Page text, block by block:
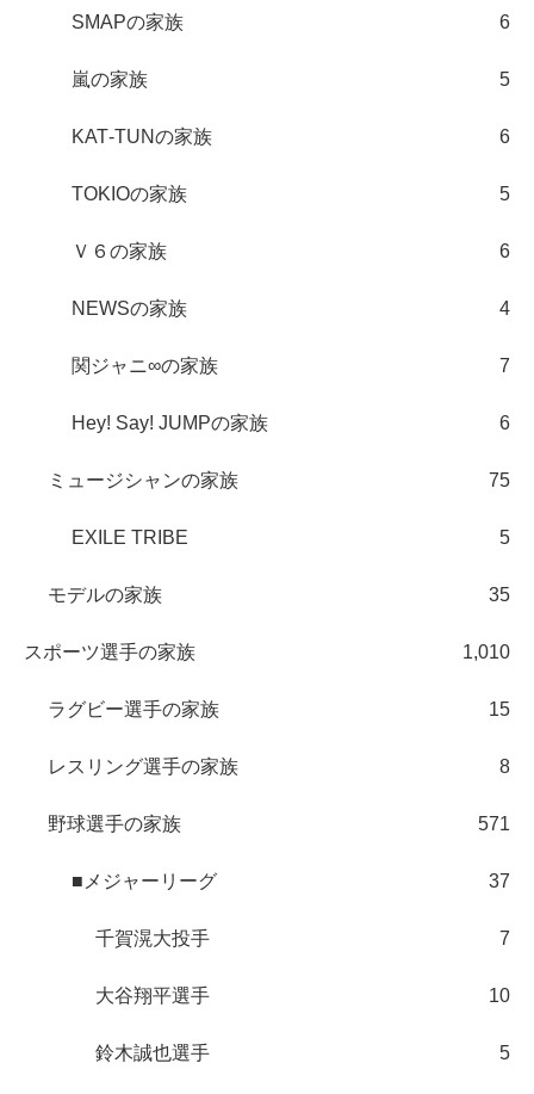
SMAPの家族 6
嵐の家族 5
KAT‐TUNの家族 6
TOKIOの家族 5
Ｖ６の家族 6
NEWSの家族 4
関ジャニ∞の家族 7
Hey! Say! JUMPの家族 6
ミュージシャンの家族 75
EXILE TRIBE 5
モデルの家族 35
スポーツ選手の家族 1,010
ラグビー選手の家族 15
レスリング選手の家族 8
野球選手の家族 571
■メジャーリーグ 37
千賀滉大投手 7
大谷翔平選手 10
鈴木誠也選手 5